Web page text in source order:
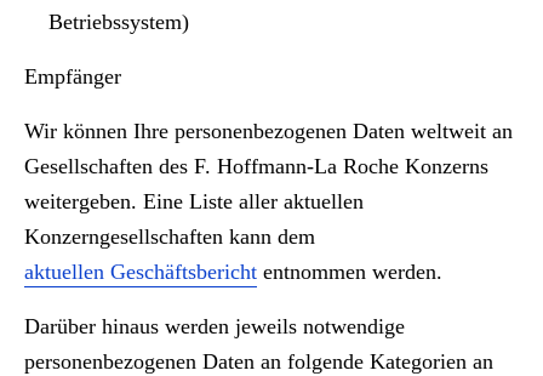
Betriebssystem)
Empfänger
Wir können Ihre personenbezogenen Daten weltweit an
Gesellschaften des F. Hoffmann-La Roche Konzerns
weitergeben. Eine Liste aller aktuellen
Konzerngesellschaften kann dem
aktuellen Geschäftsbericht entnommen werden.
Darüber hinaus werden jeweils notwendige
personenbezogenen Daten an folgende Kategorien an